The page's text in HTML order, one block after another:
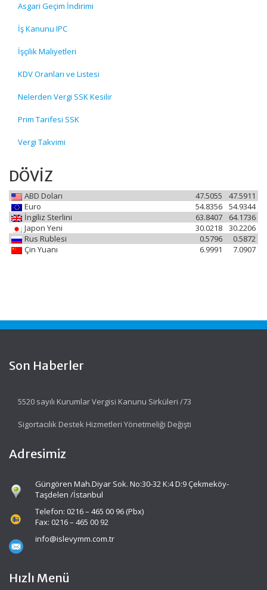
Asgari Geçim İndirimi
İş Kanunu IPC
İşçilik Maliyetleri
KDV Oranları ve Listesi
Nelerden Vergi SSK Kesilir
Prim Tarifesi SSK
Vergi Takvimi
DÖVİZ
ABD Doları 47.5911
47.5055
Euro
54.9344
54.8356
İngiliz Sterlini
64.1736
63.8407
Japon Yeni
30.2206
30.0218
Rus Rublesi
0.5872
0.5796
Çin Yuanı
7.0907
6.9991
Son Haberler
5520 sayılı Kurumlar Vergisi Kanunu Sirküleri /73
Sigortacılık Destek Hizmetleri Yönetmeliği Değişti
Adresimiz
Güngören Mah.Diyar Sok. No:30-32 K:4 D:9 Çekmeköy-
Taşdelen /İstanbul
Telefon: 0216 – 465 00 96 (Pbx)
Fax: 0216 – 465 00 92
info@islevymm.com.tr
Hızlı Menü